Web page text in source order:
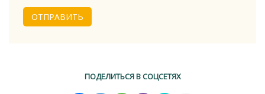
ОТПРАВИТЬ
ПОДЕЛИТЬСЯ В СОЦСЕТЯХ